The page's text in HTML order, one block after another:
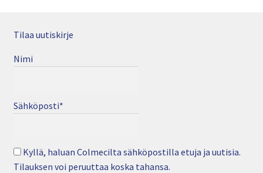
Tilaa uutiskirje
Nimi
Sähköposti*
Kyllä, haluan Colmecilta sähköpostilla etuja ja uutisia.
Tilauksen voi peruuttaa koska tahansa.